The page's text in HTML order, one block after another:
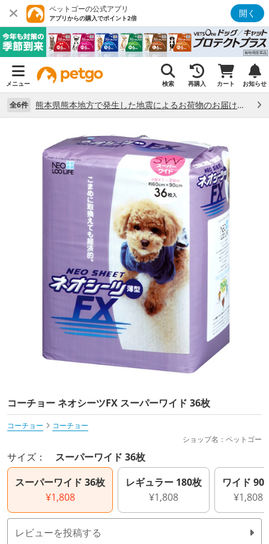
ペットゴーの公式アプリ
アプリからの購入でポイント2倍 開く
メニュー 検索 再購入 カート お知らせ
全6件 熊本県熊本地方で発生した地震によるお荷物のお届け状況について （7/28）
コーチョー ネオシーツFX スーパーワイド 36枚
コーチョー
コーチョー
ショップ名：ペットゴー
サイズ： スーパーワイド 36枚
スーパーワイド 36枚
¥1,808
レギュラー 180枚
¥1,808
ワイド 90
¥1,808
レビューを投稿する